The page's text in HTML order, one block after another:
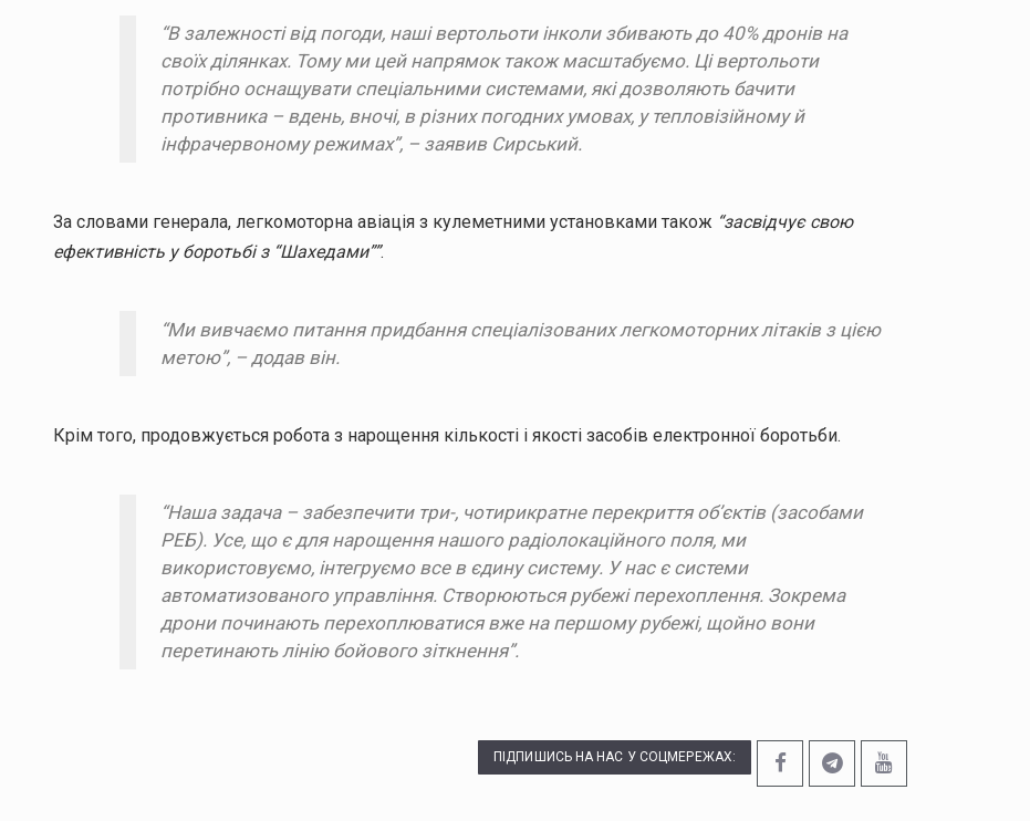
“В залежності від погоди, наші вертольоти інколи збивають до 40% дронів на
своїх ділянках. Тому ми цей напрямок також масштабуємо. Ці вертольоти
потрібно оснащувати спеціальними системами, які дозволяють бачити
противника – вдень, вночі, в різних погодних умовах, у тепловізійному й
інфрачервоному режимах”, – заявив Сирський.
За словами генерала, легкомоторна авіація з кулеметними установками також “засвідчує свою
ефективність у боротьбі з “Шахедами””.
“Ми вивчаємо питання придбання спеціалізованих легкомоторних літаків з цією
метою”, – додав він.
Крім того, продовжується робота з нарощення кількості і якості засобів електронної боротьби.
“Наша задача – забезпечити три-, чотирикратне перекриття об’єктів (засобами
РЕБ). Усе, що є для нарощення нашого радіолокаційного поля, ми
використовуємо, інтегруємо все в єдину систему. У нас є системи
автоматизованого управління. Створюються рубежі перехоплення. Зокрема
дрони починають перехоплюватися вже на першому рубежі, щойно вони
перетинають лінію бойового зіткнення”.
ПІДПИШИСЬ НА НАС У СОЦМЕРЕЖАХ: